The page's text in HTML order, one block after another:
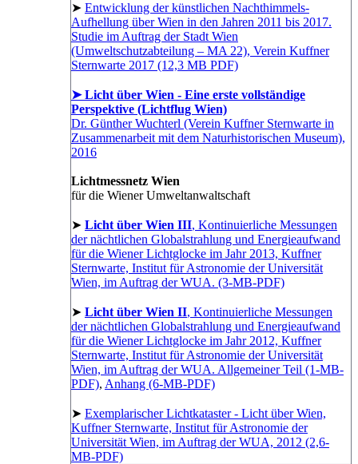
➤ Entwicklung der künstlichen Nachthimmels-
Aufhellung über Wien in den Jahren 2011 bis 2017.
Studie im Auftrag der Stadt Wien
(Umweltschutzabteilung – MA 22), Verein Kuffner
Sternwarte 2017 (12,3 MB PDF)
➤ Licht über Wien - Eine erste vollständige
Perspektive (Lichtflug Wien)
Dr. Günther Wuchterl (Verein Kuffner Sternwarte in
Zusammenarbeit mit dem Naturhistorischen Museum),
2016
Lichtmessnetz Wien
für die Wiener Umweltanwaltschaft
➤ Licht über Wien III, Kontinuierliche Messungen
der nächtlichen Globalstrahlung und Energieaufwand
für die Wiener Lichtglocke im Jahr 2013, Kuffner
Sternwarte, Institut für Astronomie der Universität
Wien, im Auftrag der WUA. (3-MB-PDF)
➤ Licht über Wien II, Kontinuierliche Messungen
der nächtlichen Globalstrahlung und Energieaufwand
für die Wiener Lichtglocke im Jahr 2012, Kuffner
Sternwarte, Institut für Astronomie der Universität
Wien, im Auftrag der WUA. Allgemeiner Teil (1-MB-
PDF), Anhang (6-MB-PDF)
➤ Exemplarischer Lichtkataster - Licht über Wien,
Kuffner Sternwarte, Institut für Astronomie der
Universität Wien, im Auftrag der WUA, 2012 (2,6-
MB-PDF)